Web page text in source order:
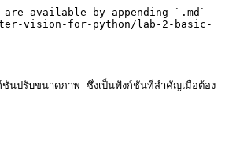
available by appending `.md`
vision-for-python/lab-2-basic-
นปรับขนาดภาพ ซึ่งเป็นฟังก์ชันที่สำคัญเมื่อต้อง